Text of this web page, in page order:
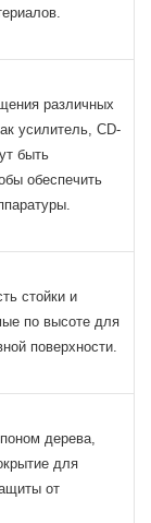
материалов.
различных
быть
обеспечить
расположение аппаратуры.
стойки и
по высоте для
поверхности.
дерева,
для
от